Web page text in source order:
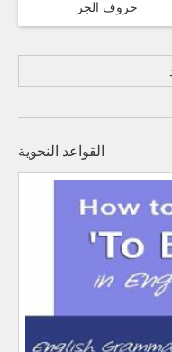
حروف الجر
القواعد النحوية